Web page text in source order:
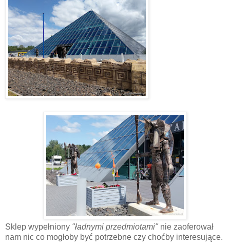
Sklep wypełniony "ładnymi przedmiotami" nie zaoferował
nam nic co mogłoby być potrzebne czy choćby interesujące.